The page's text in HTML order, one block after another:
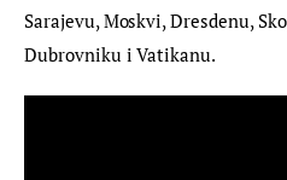
Sarajevu, Moskvi, Dresdenu,
Dubrovniku i Vatikanu.